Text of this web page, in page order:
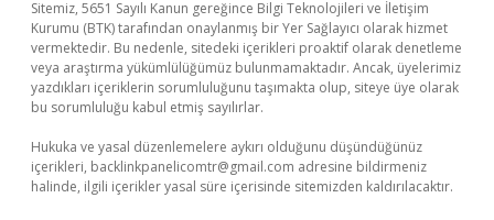
Sitemiz, 5651 Sayılı Kanun gereğince Bilgi Teknolojileri ve İletişim
Kurumu (BTK) tarafından onaylanmış bir Yer Sağlayıcı olarak hizmet
vermektedir. Bu nedenle, sitedeki içerikleri proaktif olarak denetleme
veya araştırma yükümlülüğümüz bulunmamaktadır. Ancak, üyelerimiz
yazdıkları içeriklerin sorumluluğunu taşımakta olup, siteye üye olarak
bu sorumluluğu kabul etmiş sayılırlar.
Hukuka ve yasal düzenlemelere aykırı olduğunu düşündüğünüz
içerikleri, backlinkpanelicomtr@gmail.com adresine bildirmeniz
halinde, ilgili içerikler yasal süre içerisinde sitemizden kaldırılacaktır.